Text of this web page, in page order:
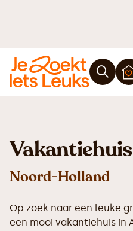
Noord-Holland
Op zoek naar een leuke
een mooi vakantiehuis in